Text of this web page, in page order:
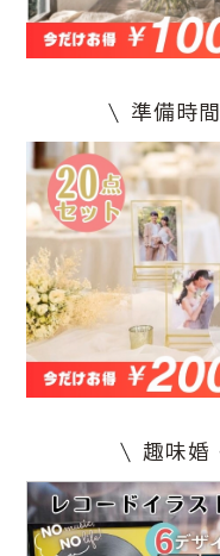
準備時
趣味婚